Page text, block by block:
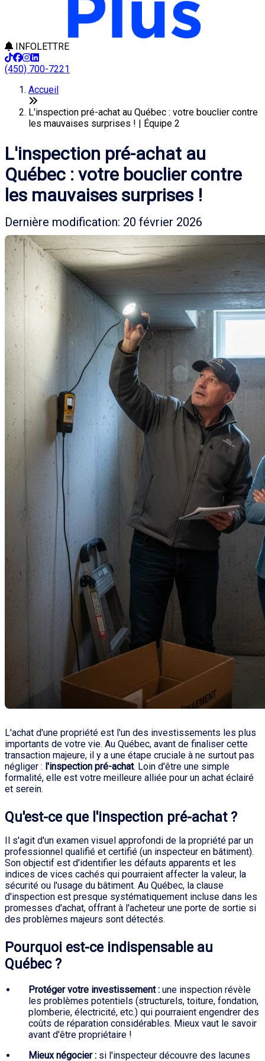
INFOLETTRE
(450) 700-7221
Accueil
L'inspection pré-achat au Québec : votre bouclier contre
les mauvaises surprises ! | Équipe 2
L'inspection pré-achat au
Québec : votre bouclier contre
les mauvaises surprises !
Dernière modification: 20 février 2026
L'achat d'une propriété est l'un des investissements les plus
importants de votre vie. Au Québec, avant de finaliser cette
transaction majeure, il y a une étape cruciale à ne surtout pas
négliger : l'inspection pré-achat. Loin d'être une simple
formalité, elle est votre meilleure alliée pour un achat éclairé
et serein.
Qu'est-ce que l'inspection pré-achat ?
Il s'agit d'un examen visuel approfondi de la propriété par un
professionnel qualifié et certifié (un inspecteur en bâtiment).
Son objectif est d'identifier les défauts apparents et les
indices de vices cachés qui pourraient affecter la valeur, la
sécurité ou l'usage du bâtiment. Au Québec, la clause
d'inspection est presque systématiquement incluse dans les
promesses d'achat, offrant à l'acheteur une porte de sortie si
des problèmes majeurs sont détectés.
Pourquoi est-ce indispensable au
Québec ?
Protéger votre investissement : une inspection révèle
les problèmes potentiels (structurels, toiture, fondation,
plomberie, électricité, etc.) qui pourraient engendrer des
coûts de réparation considérables. Mieux vaut le savoir
avant d'être propriétaire !
Mieux négocier : si l'inspecteur découvre des lacunes